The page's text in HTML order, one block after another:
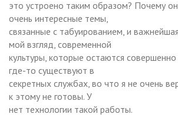
это устроено таким образом? Почему
очень интересные темы,
связанные с табуированием, и
мой взгляд, современной
культуры, которые остаются
где-то существуют в
секретных службах, во что я не очень
к этому не готовы. У
нет технологии такой работы.